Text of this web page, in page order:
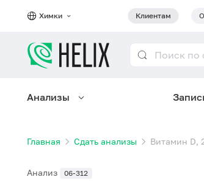
Химки Клиентам
Анализы
Главная Сдать анализы Витамин D,
Анализ 06-312